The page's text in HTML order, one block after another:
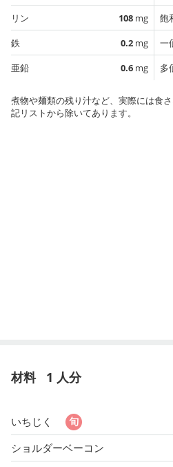
リン
108 mg
鉄
0.2 mg
亜鉛
0.6 mg
飽
一
多
煮物や麺類の残り汁など、実際には食
記リストから除いてあります。
材料 1 人分
いちじく
ショルダーベーコン